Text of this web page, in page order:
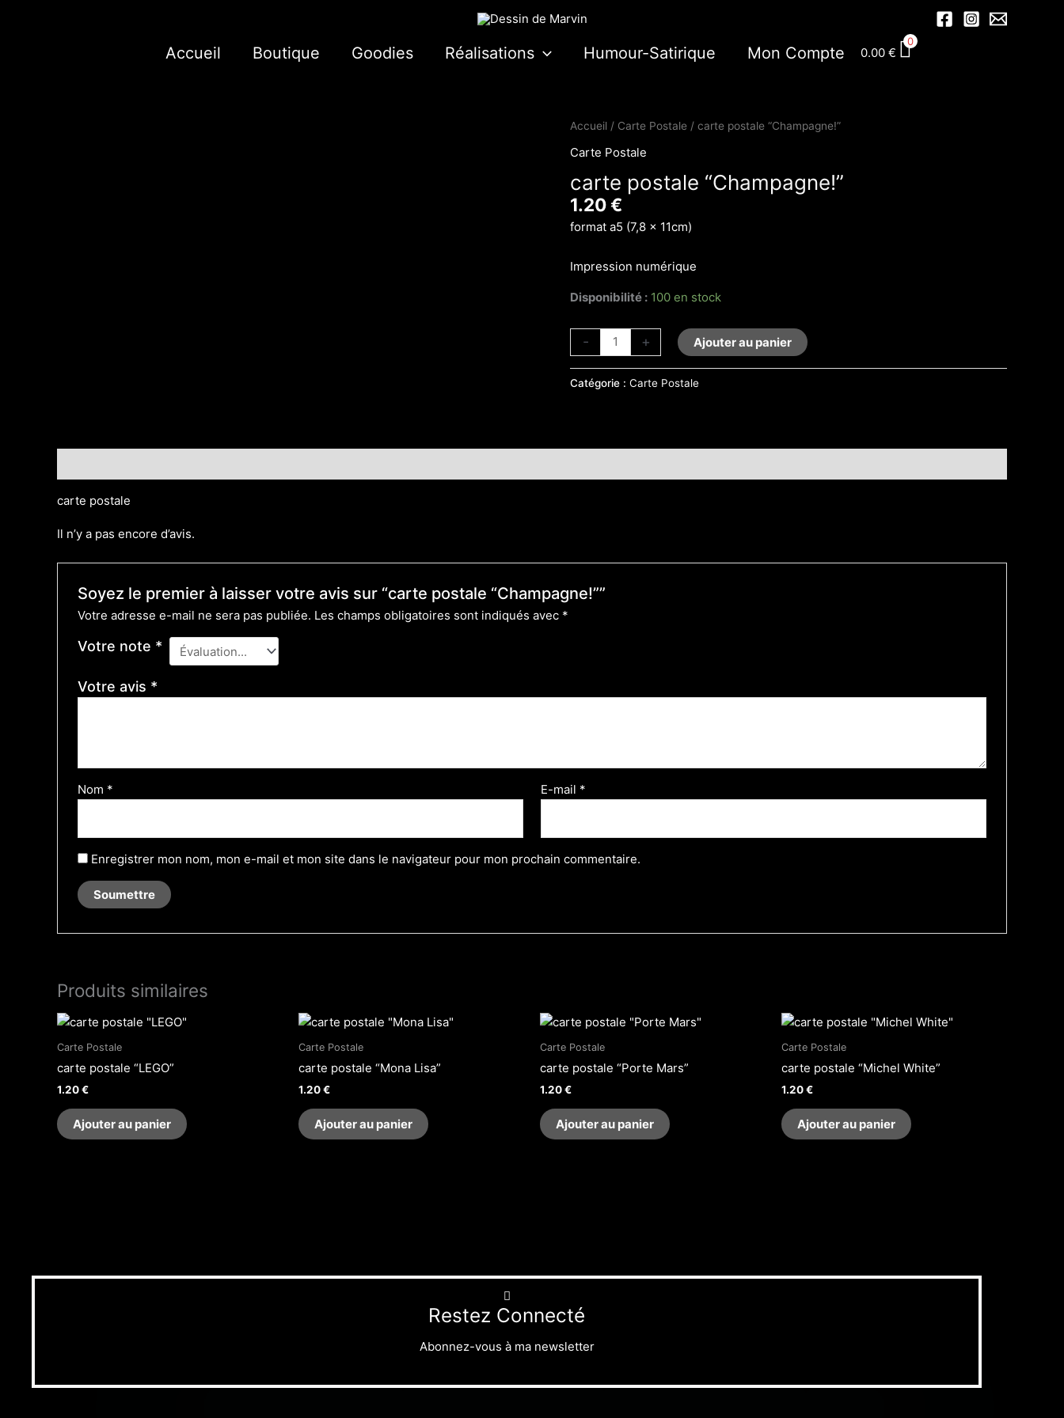
Accueil Boutique Goodies Réalisations Humour-Satirique Mon Compte 0.00 €
0
Accueil / Carte Postale / carte postale “Champagne!”
Carte Postale
carte postale “Champagne!”
1.20€
format a5 (7,8 x 11cm)
Impression numérique
Disponibilité : 100 en stock
-
quantité
carte
postale
"Champagne!"
+ Ajouter au panier
Catégorie : Carte Postale
carte postale
Il n’y a pas encore d’avis.
Soyez le premier à laisser votre avis sur “carte postale “Champagne!””
Votre adresse e-mail ne sera pas publiée. Les champs obligatoires sont indiqués avec *
Votre note *
Votre avis *
Nom * E-mail *
Enregistrer mon nom, mon e-mail et mon site dans le navigateur pour mon prochain commentaire.
Produits similaires
Carte Postale
carte postale “LEGO”
1.20€
Ajouter au panier
Carte Postale
carte postale “Mona Lisa”
1.20€
Ajouter au panier
Carte Postale
carte postale “Porte Mars”
1.20€
Ajouter au panier
Carte Postale
carte postale “Michel White”
1.20€
Ajouter au panier
Restez Connecté
Abonnez-vous à ma newsletter